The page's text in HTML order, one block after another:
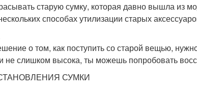
старую сумку, которая давно вышла из
способах утилизации старых
о том, как поступить со старой вещью,
не слишком высока, ты можешь попробовать
СУМКИ